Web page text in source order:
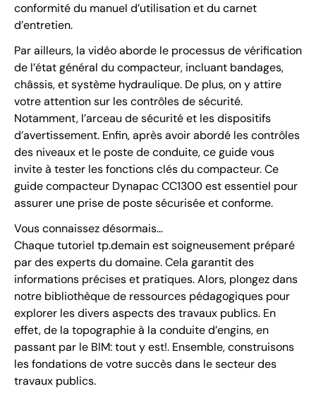
conformité du manuel d’utilisation et du carnet
d’entretien.
Par ailleurs, la vidéo aborde le processus de vérification
de l’état général du compacteur, incluant bandages,
châssis, et système hydraulique. De plus, on y attire
votre attention sur les contrôles de sécurité.
Notamment, l’arceau de sécurité et les dispositifs
d’avertissement. Enfin, après avoir abordé les contrôles
des niveaux et le poste de conduite, ce guide vous
invite à tester les fonctions clés du compacteur. Ce
guide compacteur Dynapac CC1300 est essentiel pour
assurer une prise de poste sécurisée et conforme.
Vous connaissez désormais…
Chaque tutoriel tp.demain est soigneusement préparé
par des experts du domaine. Cela garantit des
informations précises et pratiques. Alors, plongez dans
notre bibliothèque de ressources pédagogiques pour
explorer les divers aspects des travaux publics. En
effet, de la topographie à la conduite d’engins, en
passant par le BIM: tout y est!. Ensemble, construisons
les fondations de votre succès dans le secteur des
travaux publics.